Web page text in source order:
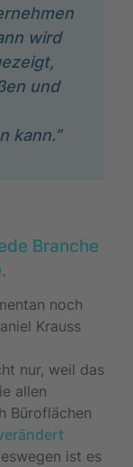
wird
und
kann.”
Branche
noch
Krauss
nur, weil das
allen
Büroflächen
ist es